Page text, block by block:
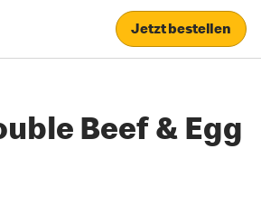
Jetzt bestellen
Beef & Egg